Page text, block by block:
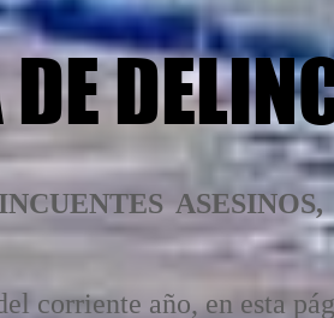
corriente año, en esta